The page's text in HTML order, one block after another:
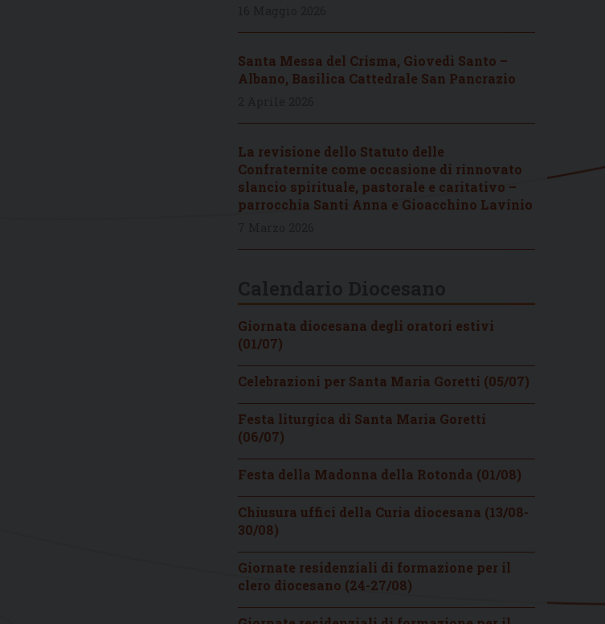
Santa Messa del Crisma, Giovedì Santo –
Albano, Basilica Cattedrale San Pancrazio
La revisione dello Statuto delle
Confraternite come occasione di rinnovato
slancio spirituale, pastorale e caritativo –
parrocchia Santi Anna e Gioacchino Lavinio
Giornata diocesana degli oratori estivi
(01/07)
Celebrazioni per Santa Maria Goretti (05/07)
Festa liturgica di Santa Maria Goretti
(06/07)
Festa della Madonna della Rotonda (01/08)
Chiusura uffici della Curia diocesana (13/08-
30/08)
Giornate residenziali di formazione per il
clero diocesano (24-27/08)